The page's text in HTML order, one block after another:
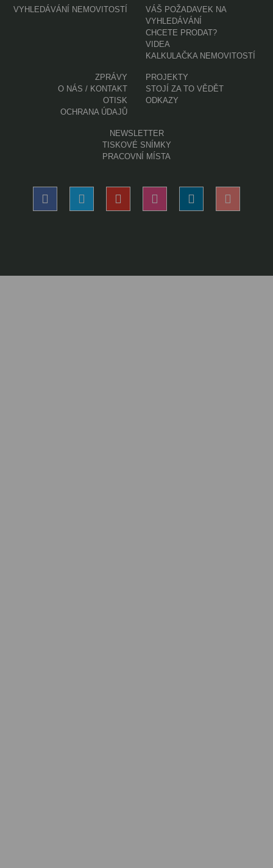
VYHLEDÁVÁNÍ NEMOVITOSTÍ
VÁŠ POŽADAVEK NA
VYHLEDÁVÁNÍ
CHCETE PRODAT?
VIDEA
KALKULAČKA NEMOVITOSTÍ
ZPRÁVY
O NÁS / KONTAKT
OTISK
OCHRANA ÚDAJŮ
PROJEKTY
STOJÍ ZA TO VĚDĚT
ODKAZY
NEWSLETTER
TISKOVÉ SNÍMKY
PRACOVNÍ MÍSTA